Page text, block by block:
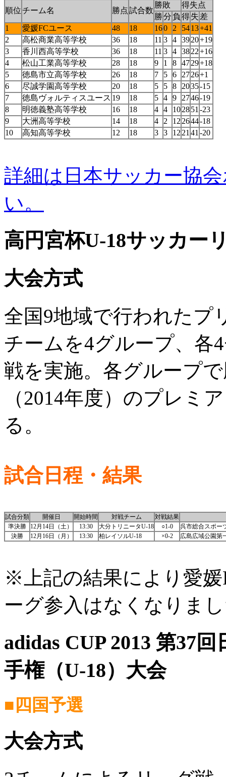
順位チーム名 勝点試合数
勝敗
得失点
勝分 負 得失 差
1
愛媛FCユース 48 18 160 2 5413+41
2
高松商業高等学校 36 18 11 3 4 3920+19
3
香川西高等学校 36 18 11 3 4 3822+16
4
松山工業高等学校 28 18 9 1 8 4729+18
5
徳島市立高等学校 26 18 7 5 6 2726+1
6
尽誠学園高等学校 20 18 5 5 8 2035-15
7
徳島ヴォルティスユース 19 18 5 4 9 2746-19
8
明徳義塾高等学校 16 18 4 4 102851 -23
9
大洲高等学校 14 18 4 2 12 2644-18
10
高知高等学校 12 18 3 3 12 21 41 -20
詳細は日本サッカー協
い。
高円宮杯U-18サッカー
大会方式
全国9地域で行われたプ
チームを4グループ、各
戦を実施。各グループ
（2014年度）のプレミ
る。
試合日程・結果
試合分類 開催日 開始時間 対戦チーム
対戦結果
準決勝
12月14日（土） 13:30 大分トリニータU-18 ○1-0
呉市総合スポー
決勝
12月16日（月） 13:30 柏レイソルU-18 ×0-2 広島広域公園第
※上記の結果により愛
ーグ参入はなくなりま
adidas CUP 2013 第37
手権（U-18）大会
■四国予選
大会方式